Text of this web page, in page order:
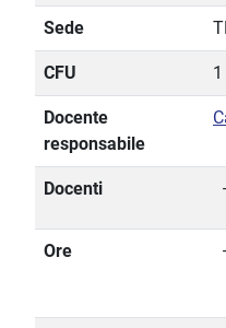
Sede
CFU 1
Docente
responsabile
Docenti
Ore